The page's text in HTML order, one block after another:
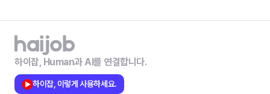
하이잡, Human과 AI를 연결합니다.
하이잡, 이렇게 사용하세요.